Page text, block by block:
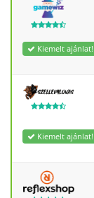
Kiemelt ajánlat!
Kiemelt ajánlat!